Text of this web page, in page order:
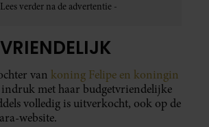
van koning Felipe en koningin
indruk met haar budgetvriendelijke
volledig is uitverkocht, ook op de
website.